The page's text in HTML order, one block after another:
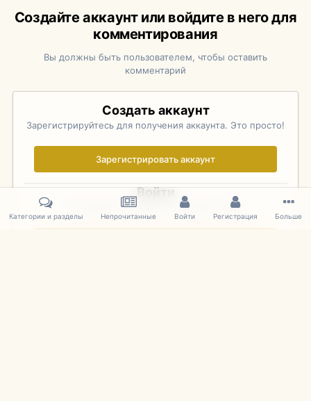
Создайте аккаунт или войдите в него для
комментирования
Вы должны быть пользователем, чтобы оставить
комментарий
Создать аккаунт
Зарегистрируйтесь для получения аккаунта. Это просто!
Зарегистрировать аккаунт
Войти
Уже зарегистрированы? Войдите здесь.
Категории и разделы Непрочитанные Войти Регистрация Больше